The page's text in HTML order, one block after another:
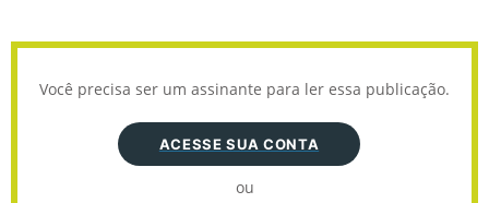
Você precisa ser um assinante para ler essa publicação.
ACESSE SUA CONTA
ou